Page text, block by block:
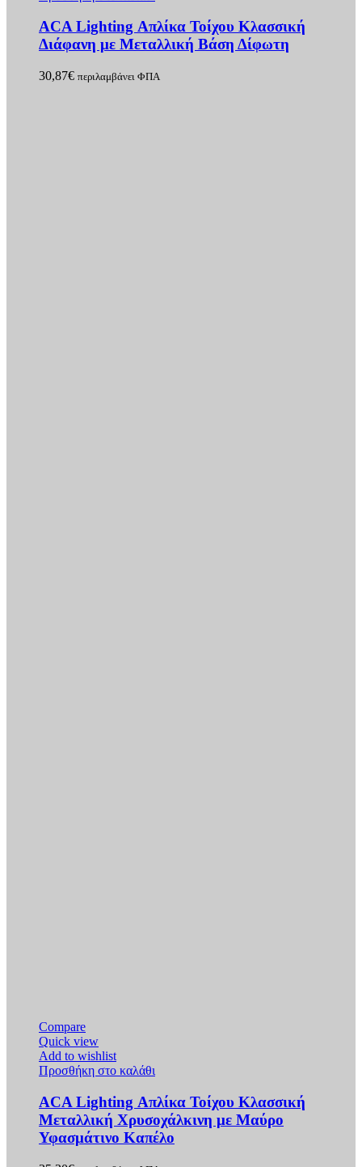
ACA Lighting Απλίκα Τοίχου Κλασσική
Διάφανη με Μεταλλική Βάση Δίφωτη
30,87€ περιλαμβάνει ΦΠΑ
Compare
Quick view
Add to wishlist
Προσθήκη στο καλάθι
ACA Lighting Απλίκα Τοίχου Κλασσική
Μεταλλική Χρυσοχάλκινη με Μαύρο
Υφασμάτινο Καπέλο